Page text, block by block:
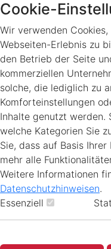
Cookie-
Wir verwenden
Webseiten-Erlebnis zu
den Betrieb der Seite
kommerziellen
solche, die lediglich zu
Komforteinstellungen
Inhalte genutzt werden.
welche Kategorien Sie
Sie, dass auf Basis
mehr alle
Weitere Informationen
Datenschutzhinweisen.
Essenziell